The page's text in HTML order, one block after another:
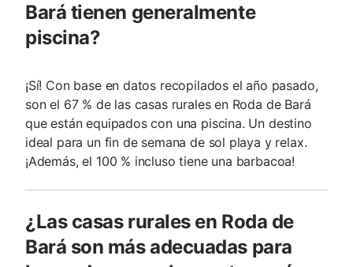
Bará tienen generalmente
piscina?
¡Sí! Con base en datos recopilados el año pasado,
son el 67 % de las casas rurales en Roda de Bará
que están equipados con una piscina. Un destino
ideal para un fin de semana de sol playa y relax.
¡Además, el 100 % incluso tiene una barbacoa!
¿Las casas rurales en Roda de
Bará son más adecuadas para